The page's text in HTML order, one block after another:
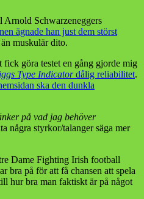
Arnold Schwarzeneggers
ägnade han just dem störst
muskulär dito.
fick göra testet en gång gjorde mig
Type Indicatordålig reliabilitet.
ska den dunkla
på vad jag behöver
några styrkor/talanger säga mer
Dame Fighting Irish football
bra på för att få chansen att spela
hur bra man faktiskt är på något